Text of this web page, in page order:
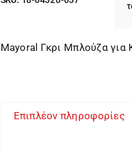
Mayoral Γκρι Μπλούζα για
Επιπλέον πληροφορίες